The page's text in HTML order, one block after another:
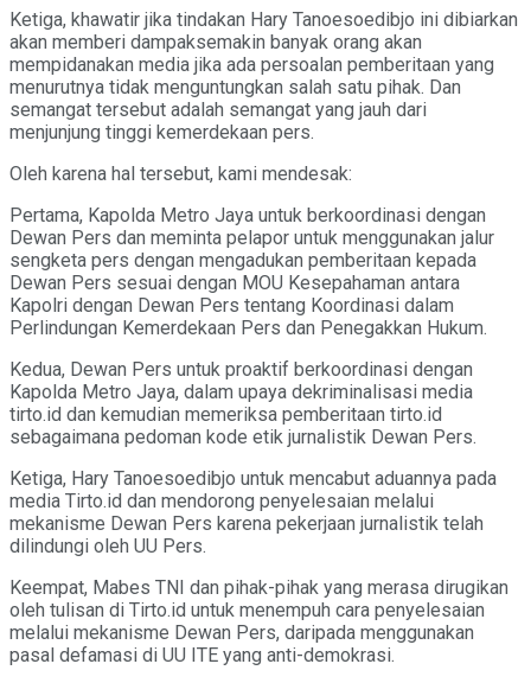
Ketiga, khawatir jika tindakan Hary Tanoesoedibjo ini dibiarkan
akan memberi dampaksemakin banyak orang akan
mempidanakan media jika ada persoalan pemberitaan yang
menurutnya tidak menguntungkan salah satu pihak. Dan
semangat tersebut adalah semangat yang jauh dari
menjunjung tinggi kemerdekaan pers.
Oleh karena hal tersebut, kami mendesak:
Pertama, Kapolda Metro Jaya untuk berkoordinasi dengan
Dewan Pers dan meminta pelapor untuk menggunakan jalur
sengketa pers dengan mengadukan pemberitaan kepada
Dewan Pers sesuai dengan MOU Kesepahaman antara
Kapolri dengan Dewan Pers tentang Koordinasi dalam
Perlindungan Kemerdekaan Pers dan Penegakkan Hukum.
Kedua, Dewan Pers untuk proaktif berkoordinasi dengan
Kapolda Metro Jaya, dalam upaya dekriminalisasi media
tirto.id dan kemudian memeriksa pemberitaan tirto.id
sebagaimana pedoman kode etik jurnalistik Dewan Pers.
Ketiga, Hary Tanoesoedibjo untuk mencabut aduannya pada
media Tirto.id dan mendorong penyelesaian melalui
mekanisme Dewan Pers karena pekerjaan jurnalistik telah
dilindungi oleh UU Pers.
Keempat, Mabes TNI dan pihak-pihak yang merasa dirugikan
oleh tulisan di Tirto.id untuk menempuh cara penyelesaian
melalui mekanisme Dewan Pers, daripada menggunakan
pasal defamasi di UU ITE yang anti-demokrasi.